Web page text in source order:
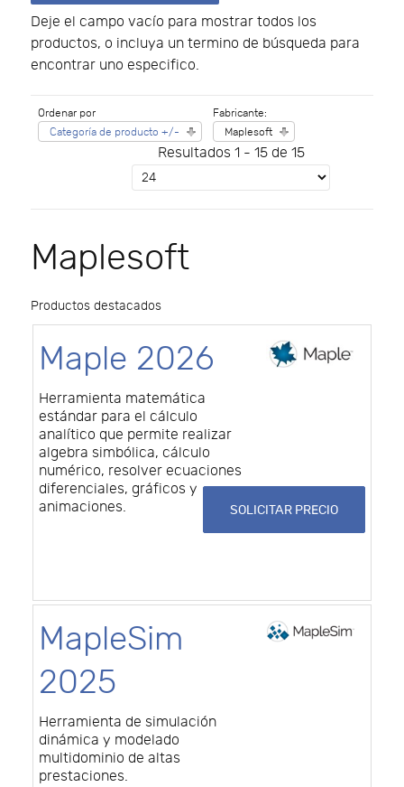
Deje el campo vacío para mostrar todos los
productos, o incluya un termino de búsqueda para
encontrar uno especifico.
Ordenar por
Categoría de producto +/-
Fabricante:
Maplesoft
Resultados 1 - 15 de 15
Maplesoft
Productos destacados
Maple 2026
Herramienta matemática
estándar para el cálculo
analítico que permite realizar
algebra simbólica, cálculo
numérico, resolver ecuaciones
diferenciales, gráficos y
animaciones.
SOLICITAR PRECIO
MapleSim
2025
Herramienta de simulación
dinámica y modelado
multidominio de altas
prestaciones.